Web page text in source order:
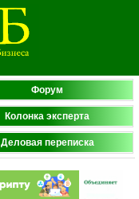
Форум
Колонка эксперта
Деловая переписка